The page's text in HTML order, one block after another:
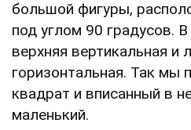
большой фигуры,
под углом 90 градусов.
верхняя вертикальная и
горизонтальная. Так мы
квадрат и вписанный в
маленький.